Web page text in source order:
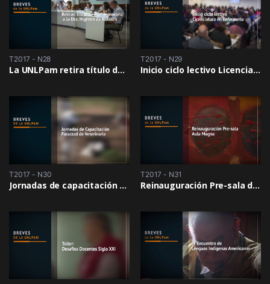
T2017 - N28
La UNLPam retira título de Profesora Honoraria a la Dra. Highton de Nolasco
T2017 - N29
Inicio ciclo lectivo Licenciatura en Enfermería Universitaria
T2017 - N30
Jornadas de capacitación Facultad de Veterinaria
T2017 - N31
Reinauguración Pre-sala del Aula Magna Muestra “Casi Lejos Cerca”